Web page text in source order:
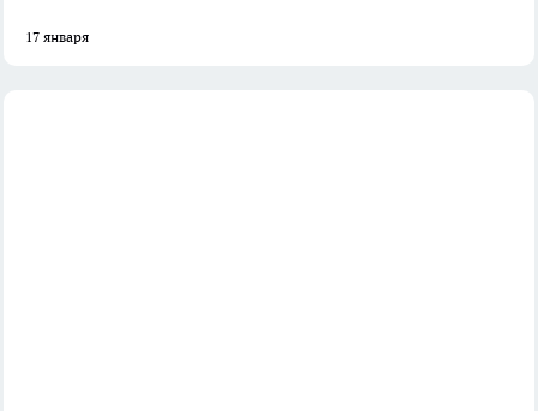
17 января